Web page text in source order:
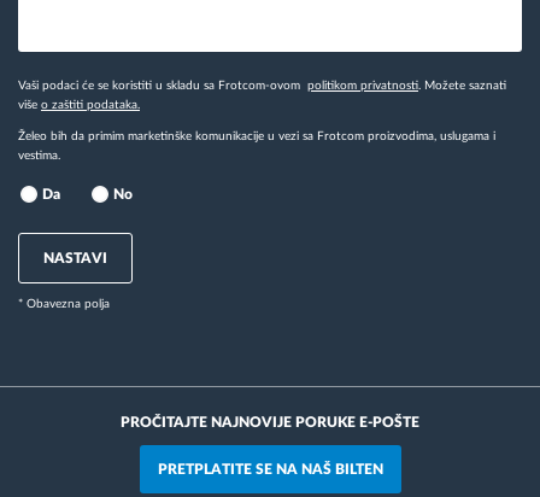
Vaši podaci će se koristiti u skladu sa Frotcom-ovom politikom privatnosti. Možete saznati
više o zaštiti podataka.
Želeo bih da primim marketinške komunikacije u vezi sa Frotcom proizvodima, uslugama i
vestima.
Da No
NASTAVI
* Obavezna polja
PROČITAJTE NAJNOVIJE PORUKE E-POŠTE
PRETPLATITE SE NA NAŠ BILTEN